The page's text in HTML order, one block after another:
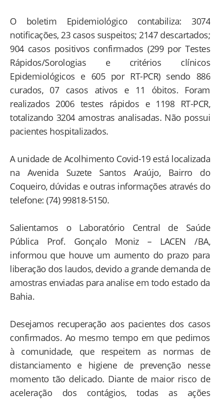
O boletim Epidemiológico contabiliza: 3074
notificações, 23 casos suspeitos; 2147 descartados;
904 casos positivos confirmados (299 por Testes
Rápidos/Sorologias e critérios clínicos
Epidemiológicos e 605 por RT-PCR) sendo 886
curados, 07 casos ativos e 11 óbitos. Foram
realizados 2006 testes rápidos e 1198 RT-PCR,
totalizando 3204 amostras analisadas. Não possui
pacientes hospitalizados.
A unidade de Acolhimento Covid-19 está localizada
na Avenida Suzete Santos Araújo, Bairro do
Coqueiro, dúvidas e outras informações através do
telefone: (74) 99818-5150.
Salientamos o Laboratório Central de Saúde
Pública Prof. Gonçalo Moniz – LACEN /BA,
informou que houve um aumento do prazo para
liberação dos laudos, devido a grande demanda de
amostras enviadas para analise em todo estado da
Bahia.
Desejamos recuperação aos pacientes dos casos
confirmados. Ao mesmo tempo em que pedimos
à comunidade, que respeitem as normas de
distanciamento e higiene de prevenção nesse
momento tão delicado. Diante de maior risco de
aceleração dos contágios, todas as ações